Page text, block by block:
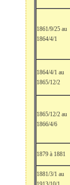
1861/9/25 au
1864/4/1
1864/4/1 au
1865/12/2
1865/12/2 au
1866/4/6
1879 à 1881
1881/3/1 au